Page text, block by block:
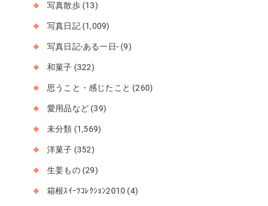
写真散歩(13)
写真日記(1,009)
写真日記-ある一日- (9)
和菓子 (322)
思うこと・感じたこと (260)
愛用品など (39)
未分類 (1,569)
洋菓子 (352)
生姜もの(29)
箱根ｽｲｰﾂｺﾚｸｼｮﾝ2010 (4)